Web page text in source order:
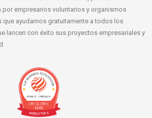
por empresarios voluntarios y organismos
ayudamos gratuitamente a todos los
lancen con éxito sus proyectos empresariales y